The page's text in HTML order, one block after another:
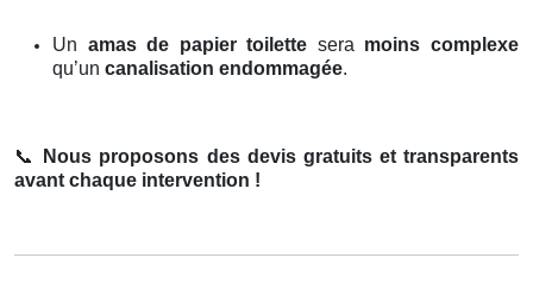
Un amas de papier toilette sera moins complexe
qu’un canalisation endommagée.
📞
Nous proposons des devis gratuits et transparents
avant chaque intervention !